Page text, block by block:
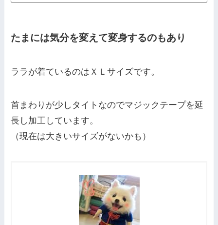
たまには気分を変えて変身するのもあり
ララが着ているのはＸＬサイズです。
首まわりが少しタイトなのでマジックテープを延
長し加工しています。
（現在は大きいサイズがないかも）